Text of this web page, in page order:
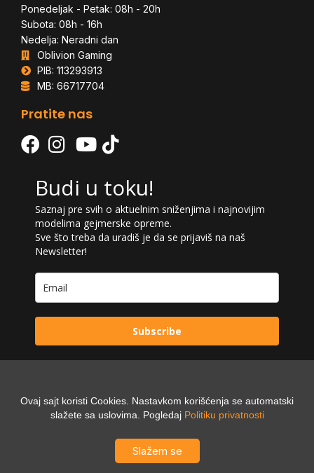
Ponedeljak - Petak: 08h - 20h
Subota: 08h - 16h
Nedelja: Neradni dan
Oblivion Gaming
PIB: 113293913
MB: 66717704
Pratite nas
Budi u toku!
Saznaj pre svih o aktuelnim sniženjima i najnovijim
modelima gejmerske opreme.
Sve što treba da uradiš je da se prijaviš na naš
Newsletter!
Subscribe
Powered by:
Digilex
Ovaj sajt koristi Cookies. Nastavkom korišćenja se automatski
slažete sa uslovima. Pogledaj Politiku privatnosti
Slažem se